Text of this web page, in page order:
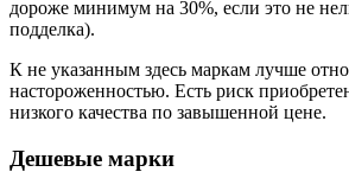
дороже минимум на 30%, если это не
подделка).
К не указанным здесь маркам лучше
настороженностью. Есть риск
низкого качества по завышенной цене.
Дешевые марки